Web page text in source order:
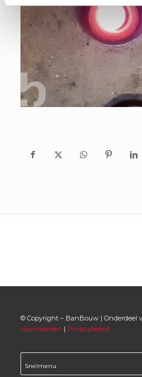
© Copyright – BanBouw | Onderdeel
voorwaarden | Privacybeleid